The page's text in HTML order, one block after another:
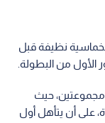
نظيفة قبل
الأول من البطولة.
مجموعتين، حيث
على أن يتأهل أول